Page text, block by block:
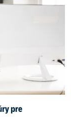
pre